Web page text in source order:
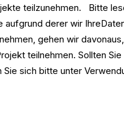
teilzunehmen. Bitte
derer wir
gehen wir
teilnehmen. Sollten
sich bitte unter